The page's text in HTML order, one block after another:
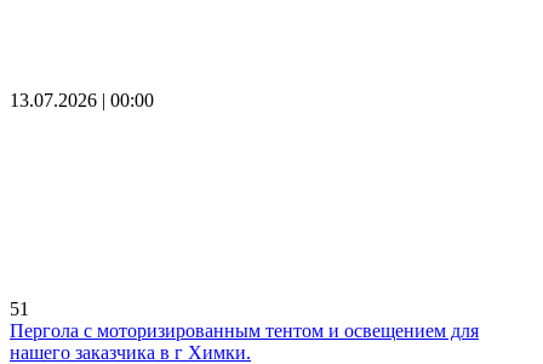
13.07.2026 | 00:00
51
Пергола с моторизированным тентом и освещением для
нашего заказчика в г Химки.